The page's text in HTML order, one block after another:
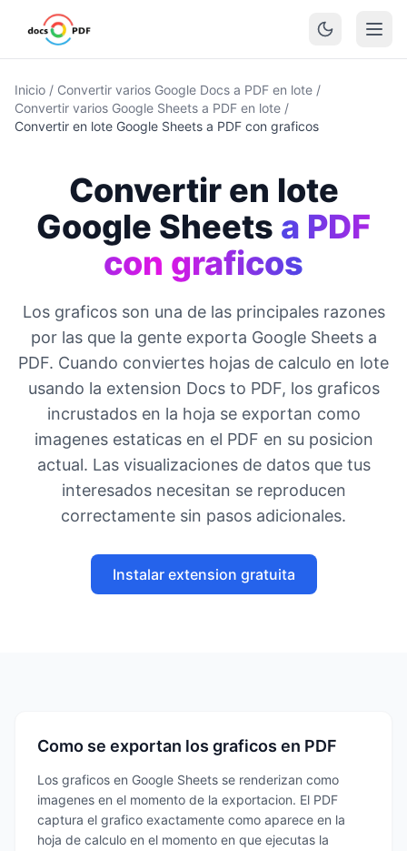
Inicio / Convertir varios Google Docs a PDF en lote /
Convertir varios Google Sheets a PDF en lote /
Convertir en lote Google Sheets a PDF con graficos
Convertir en lote
Google Sheets a PDF
con graficos
Los graficos son una de las principales razones
por las que la gente exporta Google Sheets a
PDF. Cuando conviertes hojas de calculo en lote
usando la extension Docs to PDF, los graficos
incrustados en la hoja se exportan como
imagenes estaticas en el PDF en su posicion
actual. Las visualizaciones de datos que tus
interesados necesitan se reproducen
correctamente sin pasos adicionales.
Instalar extension gratuita
Como se exportan los graficos en PDF
Los graficos en Google Sheets se renderizan como
imagenes en el momento de la exportacion. El PDF
captura el grafico exactamente como aparece en la
hoja de calculo en el momento en que ejecutas la